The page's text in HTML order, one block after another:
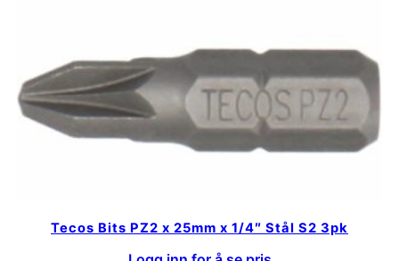
Tecos Bits PZ2 x 25mm x 1/4″ Stål S2 3pk